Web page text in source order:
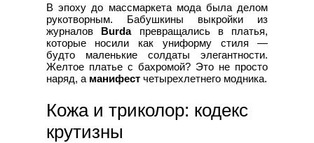
В эпоху до массмаркета мода была делом
рукотворным. Бабушкины выкройки из
журналов Burdaпревращались в платья,
которые носили как униформу стиля —
будто маленькие солдаты элегантности.
Желтое платье с бахромой? Это не просто
наряд, а манифестчетырехлетнего модника.
Кожа и триколор: кодекс
крутизны